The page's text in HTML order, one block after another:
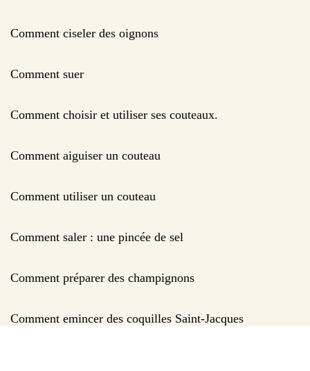
Comment ciseler des oignons
Comment suer
Comment choisir et utiliser ses couteaux.
Comment aiguiser un couteau
Comment utiliser un couteau
Comment saler : une pincée de sel
Comment préparer des champignons
Comment emincer des coquilles Saint-Jacques